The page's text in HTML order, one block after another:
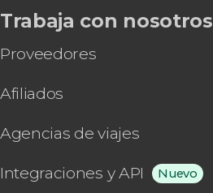
Trabaja con nosotros
Proveedores
Afiliados
Agencias de viajes
Integraciones y API Nuevo